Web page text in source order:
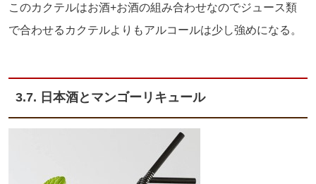
このカクテルはお酒+お酒の組み合わせなのでジュース類
で合わせるカクテルよりもアルコールは少し強めになる。
3.7. 日本酒とマンゴーリキュール